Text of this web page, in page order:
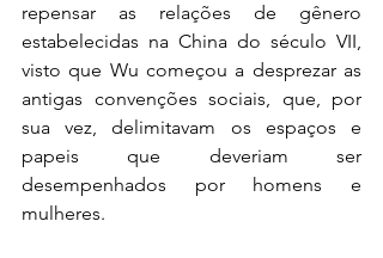
repensar as relações de gênero
estabelecidas na China do século VII,
visto que Wu começou a desprezar as
antigas convenções sociais, que, por
sua vez, delimitavam os espaços e
papeis que deveriam ser
desempenhados por homens e
mulheres.